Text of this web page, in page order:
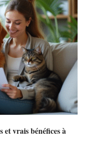
et vrais bénéfices à